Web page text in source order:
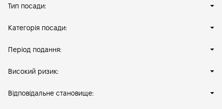
Тип посади:
Категорія посади:
Період подання:
Високий ризик:
Відповідальне становище: